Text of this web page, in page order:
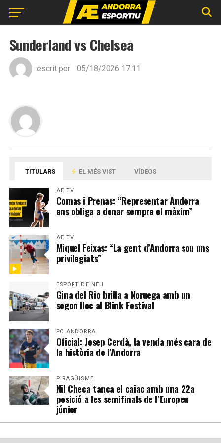
Sunderland vs Chelsea
escrit per 05/18/2026 17:11
TITULARS EL MÉS VIST VÍDEOS
AE TV
Comas i Prenas: “Representar Andorra
ens obliga a donar sempre el màxim”
AE TV
Miquel Feixas: “La gent d’Andorra sou uns
privilegiats”
ESPORT DE NEU
Gina del Rio brilla a Noruega amb un
segon lloc al Blink Festival
FC ANDORRA
Oficial: Josep Cerdà, la venda més cara de
la història de l’Andorra
PIRAGÜISME
Nil Checa tanca el caiac amb una 22a
posició a les semifinals de l’Europeu
júnior